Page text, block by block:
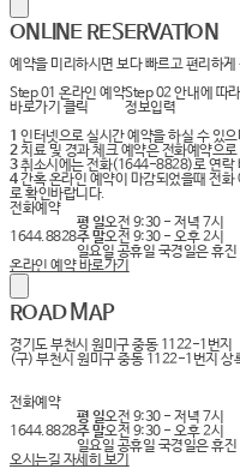
ONLINE RESERVATION
예약을 미리하시면 보다 빠르고 편리하
Step 01 온라인 예약
바로가기 클릭
Step 02안내에 따라
정보입력
1 인터넷으로 실시간 예약을 하실 수 있
2치료 및 경과 체크 예약은 전화예약으
3취소시에는 전화(1644-8828)로 연락
4간혹 온라인 예약이 마감되었을때 전
로 확인바랍니다.
전화예약
1644.8828
평 일오전 9:30 - 저녁 7시
주 말오전 9:30 - 오후 2시
일요일 공휴일 국경일은 휴진
온라인 예약 바로가기
ROAD MAP
경기도 부천시 원미구 중동 1122-1번지
(구) 부천시 원미구 중동 1122-1번지 상
전화예약
1644.8828
평 일오전 9:30 - 저녁 7시
주 말오전 9:30 - 오후 2시
일요일 공휴일 국경일은 휴진
오시는길 자세히 보기